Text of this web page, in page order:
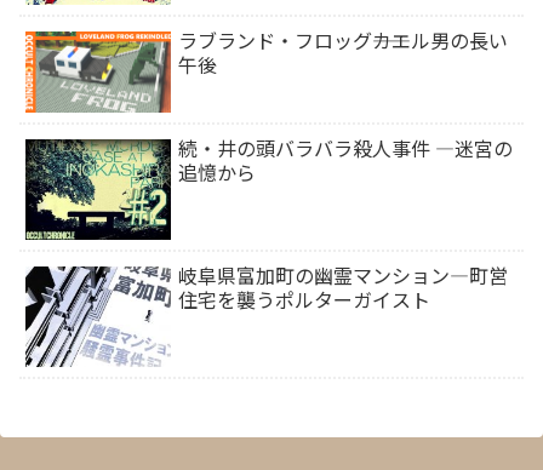
ラブランド・フロッグ――カエル男の長い
午後
続・井の頭バラバラ殺人事件 ―迷宮の
追憶から
岐阜県富加町の幽霊マンション―町営
住宅を襲うポルターガイスト